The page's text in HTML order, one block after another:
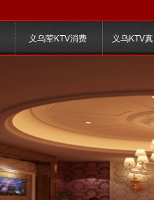
义乌荤KTV消费 义乌KTV